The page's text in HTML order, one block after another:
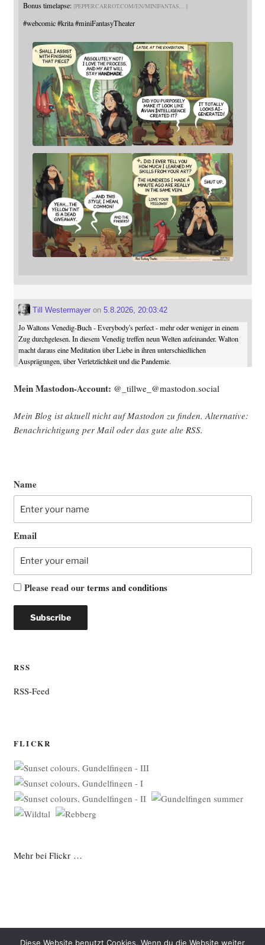
Bonus timelapse: PEPPERCARROT.COM/EN/MINIFANTAS
#webcomic #krita #miniFantasyTheater
Till Westermayeron 5.8.2026, 20:03:42
Jo Waltons Venedig-Buch - Everybody's perfect - mehr oder weniger in einem
Zug durchgelesen. In diesem Venedig treffen neun Welten aufeinander. Walton
macht daraus eine Meditation über Liebe in ihren unterschiedlichen
Ausprägungen, über Verletzlichkeit und die Pandemie.
Mein Mast­o­don-Account: @_tillwe_@mastodon.social
Mein Blog ist aktu­ell nicht auf Mast­o­don zu fin­den. Alter­na­ti­ve:
Benach­rich­ti­gung per Mail oder das gute alte RSS.
Name
Email
Please read ourterms and conditions
RSS
RSS-Feed
FLICKR
Mehr bei Flickr …
Diese Website benutzt Cookies. Wenn du die Website weiter